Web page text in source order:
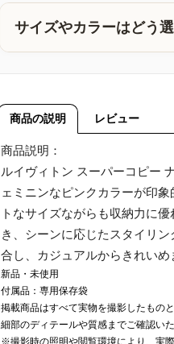
サイズやカラーはどう
商品の説明 レビュー
商品説明：
ルイヴィトン スーパーコピー
ェミニンなピンクカラーが印
トなサイズながらも収納力に
き、シーンに応じたスタイリ
合し、カジュアルからきれいめ
新品・未使用
付属品：専用保存袋
掲載商品はすべて実物を撮影したもの
細部のディテールや質感までご確認い
※撮影時の照明や閲覧環境により、実